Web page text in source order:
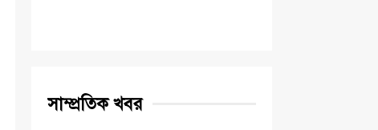
সাম্প্রতিক খবর